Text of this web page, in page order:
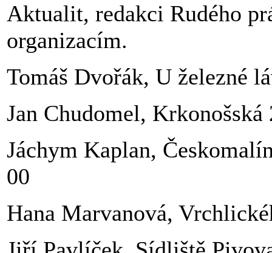
Aktualit, redakci Rudého
organizacím.
Tomáš Dvořák, U železné
Jan Chudomel, Krkonošská
Jáchym Kaplan,
00
Hana Marvanová,